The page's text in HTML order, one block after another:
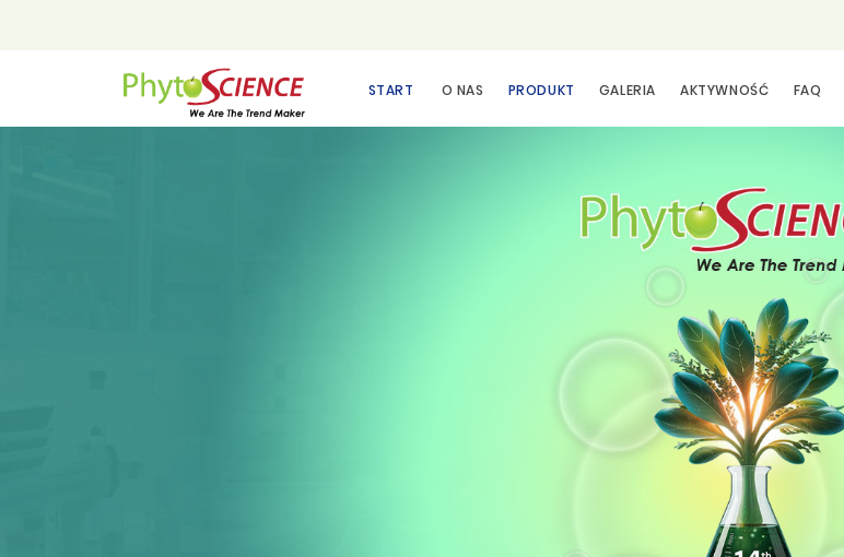
START O NAS PRODUKT GALERIA AKTYWNOŚĆ FAQ